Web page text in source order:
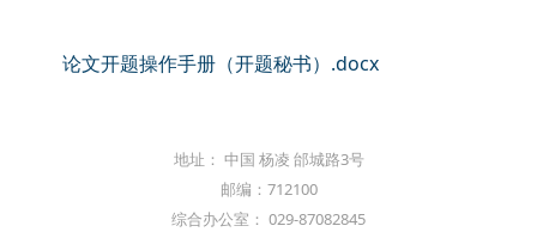
论文开题操作手册（开题秘书）.docx
地址： 中国 杨凌 邰城路3号
邮编：712100
综合办公室： 029-87082845